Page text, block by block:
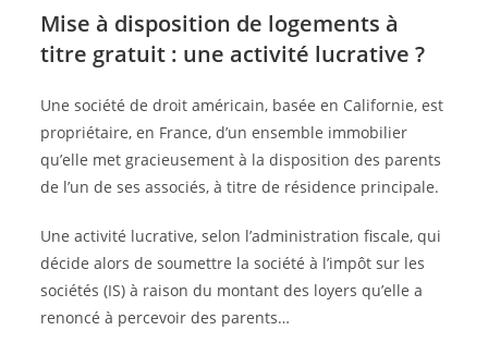
Mise à disposition de logements à
titre gratuit : une activité lucrative ?
Une société de droit américain, basée en Californie, est
propriétaire, en France, d’un ensemble immobilier
qu’elle met gracieusement à la disposition des parents
de l’un de ses associés, à titre de résidence principale.
Une activité lucrative, selon l’administration fiscale, qui
décide alors de soumettre la société à l’impôt sur les
sociétés (IS) à raison du montant des loyers qu’elle a
renoncé à percevoir des parents…